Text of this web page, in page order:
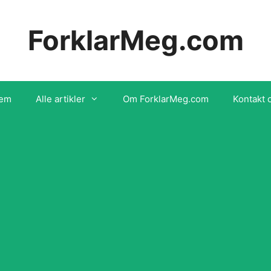
ForklarMeg.com
Alle artikler Om ForklarMeg.com Kontakt